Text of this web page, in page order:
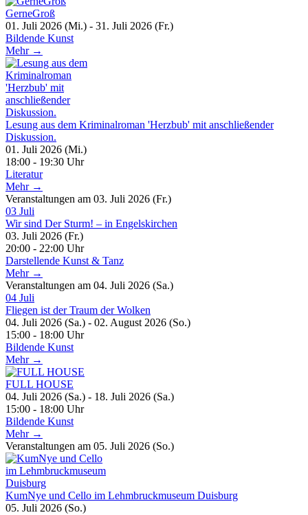
GerneGroß
01. Juli 2026 (Mi.) - 31. Juli 2026 (Fr.)
Bildende Kunst
Mehr →
Lesung aus dem Kriminalroman 'Herzbub' mit anschließender
Diskussion.
01. Juli 2026 (Mi.)
18:00 - 19:30 Uhr
Literatur
Mehr →
Veranstaltungen am 03. Juli 2026 (Fr.)
03 Juli
Wir sind Der Sturm! – in Engelskirchen
03. Juli 2026 (Fr.)
20:00 - 22:00 Uhr
Darstellende Kunst & Tanz
Mehr →
Veranstaltungen am 04. Juli 2026 (Sa.)
04 Juli
Fliegen ist der Traum der Wolken
04. Juli 2026 (Sa.) - 02. August 2026 (So.)
15:00 - 18:00 Uhr
Bildende Kunst
Mehr →
FULL HOUSE
04. Juli 2026 (Sa.) - 18. Juli 2026 (Sa.)
15:00 - 18:00 Uhr
Bildende Kunst
Mehr →
Veranstaltungen am 05. Juli 2026 (So.)
KumNye und Cello im Lehmbruckmuseum Duisburg
05. Juli 2026 (So.)